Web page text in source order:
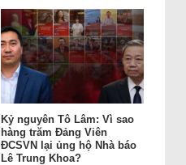
Kỷ nguyên Tô Lâm: Vì sao
hàng trăm Đảng Viên
ĐCSVN lại ủng hộ Nhà báo
Lê Trung Khoa?